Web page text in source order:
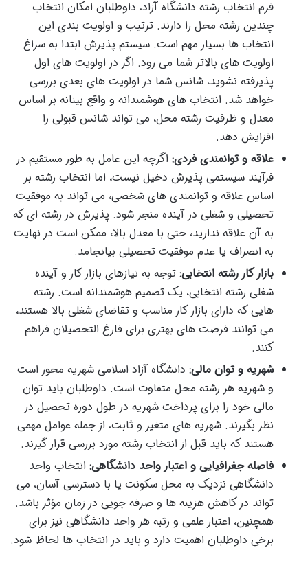
فرم انتخاب رشته دانشگاه آزاد، داوطلبان امکان انتخاب
چندین رشته محل را دارند. ترتیب و اولویت بندی این
انتخاب ها بسیار مهم است. سیستم پذیرش ابتدا به سراغ
اولویت های بالاتر شما می رود. اگر در اولویت های اول
پذیرفته نشوید، شانس شما در اولویت های بعدی بررسی
خواهد شد. انتخاب های هوشمندانه و واقع بینانه بر اساس
معدل و ظرفیت رشته محل، می تواند شانس قبولی را
افزایش دهد.
علاقه و توانمندی فردی: اگرچه این عامل به طور مستقیم در
فرآیند سیستمی پذیرش دخیل نیست، اما انتخاب رشته بر
اساس علاقه و توانمندی های شخصی، می تواند به موفقیت
تحصیلی و شغلی در آینده منجر شود. پذیرش در رشته ای که
به آن علاقه ندارید، حتی با معدل بالا، ممکن است در نهایت
به انصراف یا عدم موفقیت تحصیلی بیانجامد.
بازار کار رشته انتخابی: توجه به نیازهای بازار کار و آینده
شغلی رشته انتخابی، یک تصمیم هوشمندانه است. رشته
هایی که دارای بازار کار مناسب و تقاضای شغلی بالا هستند،
می توانند فرصت های بهتری برای فارغ التحصیلان فراهم
کنند.
شهریه و توان مالی: دانشگاه آزاد اسلامی شهریه محور است
و شهریه هر رشته محل متفاوت است. داوطلبان باید توان
مالی خود را برای پرداخت شهریه در طول دوره تحصیل در
نظر بگیرند. شهریه های متغیر و ثابت، از جمله عوامل مهمی
هستند که باید قبل از انتخاب رشته مورد بررسی قرار گیرند.
فاصله جغرافیایی و اعتبار واحد دانشگاهی: انتخاب واحد
دانشگاهی نزدیک به محل سکونت یا با دسترسی آسان، می
تواند در کاهش هزینه ها و صرفه جویی در زمان مؤثر باشد.
همچنین، اعتبار علمی و رتبه هر واحد دانشگاهی نیز برای
برخی داوطلبان اهمیت دارد و باید در انتخاب ها لحاظ شود.